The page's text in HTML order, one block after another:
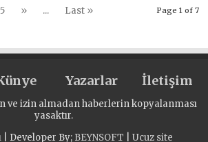
Atasoy `dan 19
Günü Mesajı
Page 1 of 7
5 » ... Last »
Yazarlar İletişim
ve izin almadan haberlerin kopyalanması
yasaktır.
| Developer By; BEYNSOFT Ucuz site